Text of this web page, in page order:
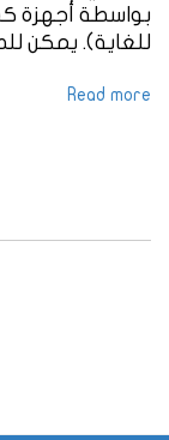
بواسطة أجهزة
للغاية). يمكن
Read more